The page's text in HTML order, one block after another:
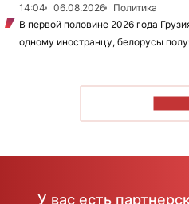
14:04
06.08.2026
Политика
В первой половине 2026 года
одному иностранцу, белорусы
У вас есть